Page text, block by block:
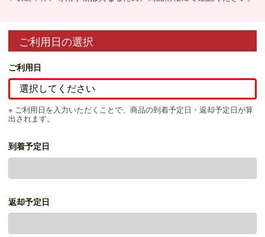
ご利用日の選択
ご利用日
※ ご利用日を入力いただくことで、商品の到着予定日・返却予定日が算
出されます。
到着予定日
返却予定日